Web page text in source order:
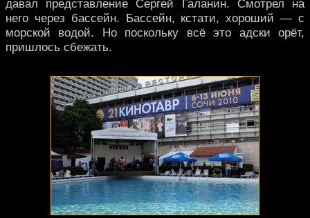
давал представление Сергей Галанин. Смотрел на
него через бассейн. Бассейн, кстати, хороший — с
морской водой. Но поскольку всё это адски орёт,
пришлось сбежать.